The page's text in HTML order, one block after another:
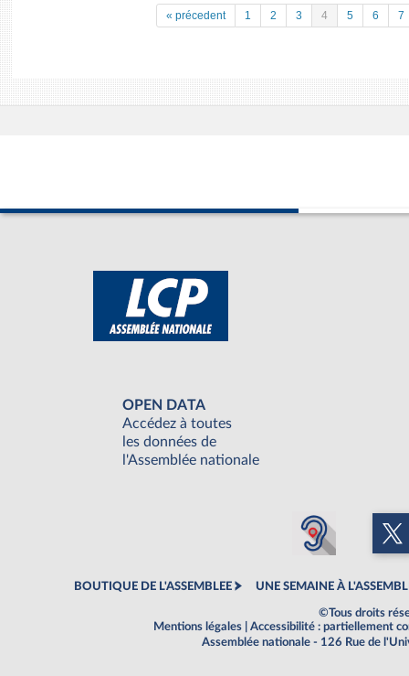
« précedent 1 2 3 4 5 6 7
OPEN DATA
Accédez à toutes
les données de
l'Assemblée nationale
BOUTIQUE DE L'ASSEMBLEE UNE SEMAINE À
©Tous droits
Mentions légales
Accessibilité : partiellement
Assemblée nationale - 126 Rue de